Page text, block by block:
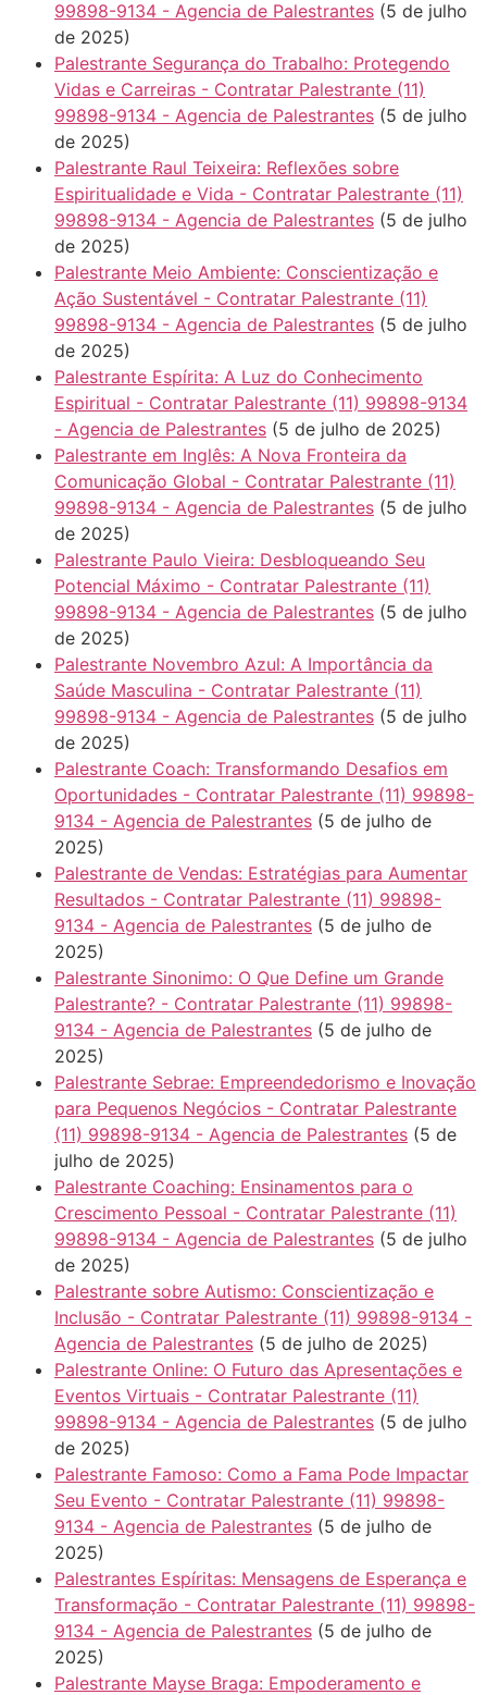
99898-9134 - Agencia de Palestrantes (5 de julho
de 2025)
Palestrante Segurança do Trabalho: Protegendo
Vidas e Carreiras - Contratar Palestrante (11)
99898-9134 - Agencia de Palestrantes (5 de julho
de 2025)
Palestrante Raul Teixeira: Reflexões sobre
Espiritualidade e Vida - Contratar Palestrante (11)
99898-9134 - Agencia de Palestrantes (5 de julho
de 2025)
Palestrante Meio Ambiente: Conscientização e
Ação Sustentável - Contratar Palestrante (11)
99898-9134 - Agencia de Palestrantes (5 de julho
de 2025)
Palestrante Espírita: A Luz do Conhecimento
Espiritual - Contratar Palestrante (11) 99898-9134
- Agencia de Palestrantes (5 de julho de 2025)
Palestrante em Inglês: A Nova Fronteira da
Comunicação Global - Contratar Palestrante (11)
99898-9134 - Agencia de Palestrantes (5 de julho
de 2025)
Palestrante Paulo Vieira: Desbloqueando Seu
Potencial Máximo - Contratar Palestrante (11)
99898-9134 - Agencia de Palestrantes (5 de julho
de 2025)
Palestrante Novembro Azul: A Importância da
Saúde Masculina - Contratar Palestrante (11)
99898-9134 - Agencia de Palestrantes (5 de julho
de 2025)
Palestrante Coach: Transformando Desafios em
Oportunidades - Contratar Palestrante (11) 99898-
9134 - Agencia de Palestrantes (5 de julho de
2025)
Palestrante de Vendas: Estratégias para Aumentar
Resultados - Contratar Palestrante (11) 99898-
9134 - Agencia de Palestrantes (5 de julho de
2025)
Palestrante Sinonimo: O Que Define um Grande
Palestrante? - Contratar Palestrante (11) 99898-
9134 - Agencia de Palestrantes (5 de julho de
2025)
Palestrante Sebrae: Empreendedorismo e Inovação
para Pequenos Negócios - Contratar Palestrante
(11) 99898-9134 - Agencia de Palestrantes (5 de
julho de 2025)
Palestrante Coaching: Ensinamentos para o
Crescimento Pessoal - Contratar Palestrante (11)
99898-9134 - Agencia de Palestrantes (5 de julho
de 2025)
Palestrante sobre Autismo: Conscientização e
Inclusão - Contratar Palestrante (11) 99898-9134 -
Agencia de Palestrantes (5 de julho de 2025)
Palestrante Online: O Futuro das Apresentações e
Eventos Virtuais - Contratar Palestrante (11)
99898-9134 - Agencia de Palestrantes (5 de julho
de 2025)
Palestrante Famoso: Como a Fama Pode Impactar
Seu Evento - Contratar Palestrante (11) 99898-
9134 - Agencia de Palestrantes (5 de julho de
2025)
Palestrantes Espíritas: Mensagens de Esperança e
Transformação - Contratar Palestrante (11) 99898-
9134 - Agencia de Palestrantes (5 de julho de
2025)
Palestrante Mayse Braga: Empoderamento e